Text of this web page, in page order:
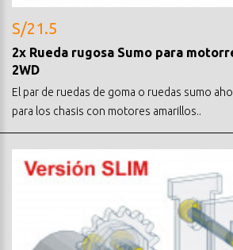
S/21.5
2x Rueda rugosa Sumo para
2WD
El par de ruedas de goma o ruedas sumo
para los chasis con motores amarillos..